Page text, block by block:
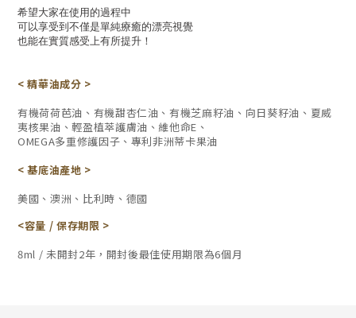
希望大家在使用的過程中
可以享受到不僅是單純療癒的漂亮視覺
也能在實質感受上有所提升！
< 精華油成分 >
有機荷荷芭油、有機甜杏仁油、有機芝麻籽油、向日葵籽油、夏威
夷核果油、輕盈植萃護膚油、維他命E、
OMEGA多重修護因子、專利非洲蒂卡果油
< 基底油產地 >
美國、澳洲、比利時、德國
<容量 / 保存期限 >
8ml / 未開封2年，開封後最佳使用期限為6個月